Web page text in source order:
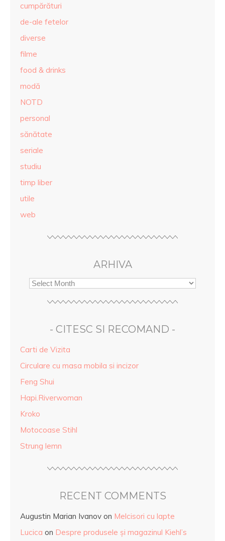
cumpărături
de-ale fetelor
diverse
filme
food & drinks
modă
NOTD
personal
sănătate
seriale
studiu
timp liber
utile
web
ARHIVA
- CITESC SI RECOMAND -
Carti de Vizita
Circulare cu masa mobila si incizor
Feng Shui
Hapi.Riverwoman
Kroko
Motocoase Stihl
Strung lemn
RECENT COMMENTS
Augustin Marian Ivanov on Melcisori cu lapte
Lucica on Despre produsele și magazinul Kiehl’s